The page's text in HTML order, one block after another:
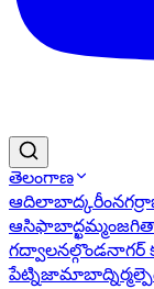
తెలంగాణ
ఆదిలాబాద్కరీంనగర్
ఆసిఫాబాద్ఖమ్మం
గద్వాలనల్గొండనాగర్
పేట్నిజామాబాద్నిర్మల్